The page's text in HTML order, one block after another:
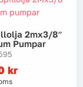
2mx3/8″
Pumpar
kr